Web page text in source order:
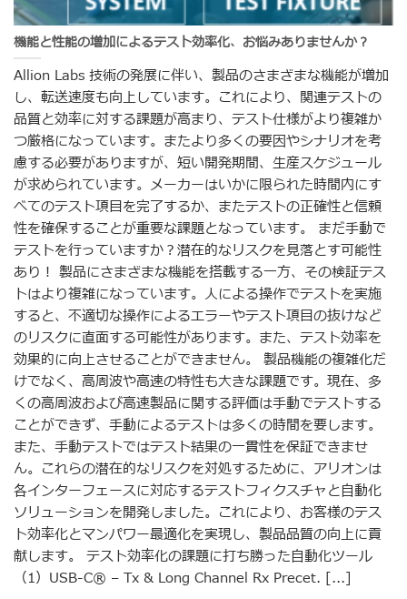
機能と性能の増加によるテスト効率化、お悩みありませんか？
Allion Labs 技術の発展に伴い、製品のさまざまな機能が増加
し、転送速度も向上しています。これにより、関連テストの
品質と効率に対する課題が高まり、テスト仕様がより複雑か
つ厳格になっています。またより多くの要因やシナリオを考
慮する必要がありますが、短い開発期間、生産スケジュール
が求められています。メーカーはいかに限られた時間内にす
べてのテスト項目を完了するか、またテストの正確性と信頼
性を確保することが重要な課題となっています。 まだ手動で
テストを行っていますか？潜在的なリスクを見落とす可能性
あり！ 製品にさまざまな機能を搭載する一方、その検証テス
トはより複雑になっています。人による操作でテストを実施
すると、不適切な操作によるエラーやテスト項目の抜けなど
のリスクに直面する可能性があります。また、テスト効率を
効果的に向上させることができません。 製品機能の複雑化だ
けでなく、高周波や高速の特性も大きな課題です。現在、多
くの高周波および高速製品に関する評価は手動でテストする
ことができず、手動によるテストは多くの時間を要します。
また、手動テストではテスト結果の一貫性を保証できませ
ん。これらの潜在的なリスクを対処するために、アリオンは
各インターフェースに対応するテストフィクスチャと自動化
ソリューションを開発しました。これにより、お客様のテス
ト効率化とマンパワー最適化を実現し、製品品質の向上に貢
献します。 テスト効率化の課題に打ち勝った自動化ツール
（1）USB-C® – Tx & Long Channel Rx Precet. [...]